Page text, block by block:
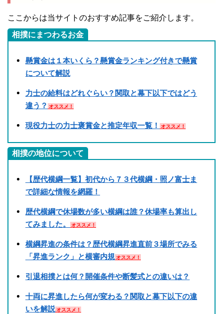
ここからは当サイトのおすすめ記事をご紹介します。
相撲にまつわるお金
懸賞金は１本いくら？懸賞金ランキング付きで懸賞
について解説
力士の給料はどれぐらい？関取と幕下以下ではどう
違う？ オススメ！
現役力士の力士褒賞金と推定年収一覧！ オススメ！
相撲の地位について
【歴代横綱一覧】初代から７３代横綱・照ノ富士ま
で詳細な情報を網羅！
歴代横綱で休場数が多い横綱は誰？休場率も算出し
てみました。
オススメ！
横綱昇進の条件は？歴代横綱昇進直前３場所でみる
「昇進ランク」と横審内規 オススメ！
引退相撲とは何？開催条件や断髪式との違いは？
十両に昇進したら何が変わる？関取と幕下以下の違
いを解説 オススメ！